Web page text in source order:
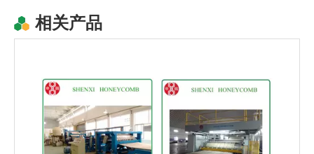
相关产品
标准全自动蜂窝芯纸机